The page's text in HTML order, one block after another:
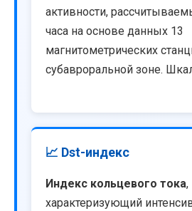
активности,
часа на основе данных 13
магнитометрических
субавроральной зоне.
📈 Dst-индекс
Индекс кольцевого тока,
характеризующий